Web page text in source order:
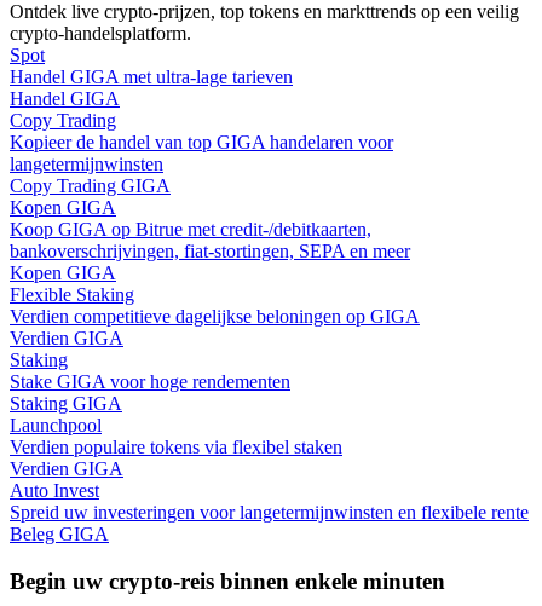
Gids
Handelsstrategieën
Leer hoe u winstgevend kunt blijven
Ontdek live crypto-prijzen, top tokens en markttrends op een veilig
crypto-handelsplatform.
Spot
Handel GIGA met ultra-lage tarieven
Handel GIGA
Copy Trading
Kopieer de handel van top GIGA handelaren voor
langetermijnwinsten
Copy Trading GIGA
Kopen GIGA
Koop GIGA op Bitrue met credit-/debitkaarten,
bankoverschrijvingen, fiat-stortingen, SEPA en meer
Kopen GIGA
Flexible Staking
Verdien competitieve dagelijkse beloningen op GIGA
Verdien GIGA
Staking
Stake GIGA voor hoge rendementen
Staking GIGA
Launchpool
Verdien populaire tokens via flexibel staken
Verdien GIGA
Auto Invest
Spreid uw investeringen voor langetermijnwinsten en flexibele rente
Beleg GIGA
Begin uw crypto-reis binnen enkele minuten